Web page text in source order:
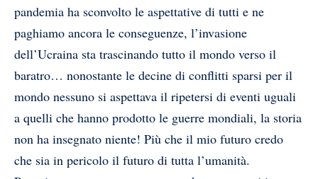
pandemia ha sconvolto le aspettative di tutti e ne
paghiamo ancora le conseguenze, l’invasione
dell’Ucraina sta trascinando tutto il mondo verso il
baratro… nonostante le decine di conflitti sparsi per il
mondo nessuno si aspettava il ripetersi di eventi uguali
a quelli che hanno prodotto le guerre mondiali, la storia
non ha insegnato niente! Più che il mio futuro credo
che sia in pericolo il futuro di tutta l’umanità.